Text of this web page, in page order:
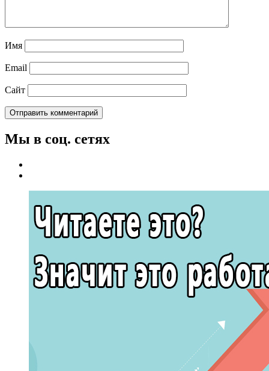
Имя
Email
Сайт
Мы в соц. сетях